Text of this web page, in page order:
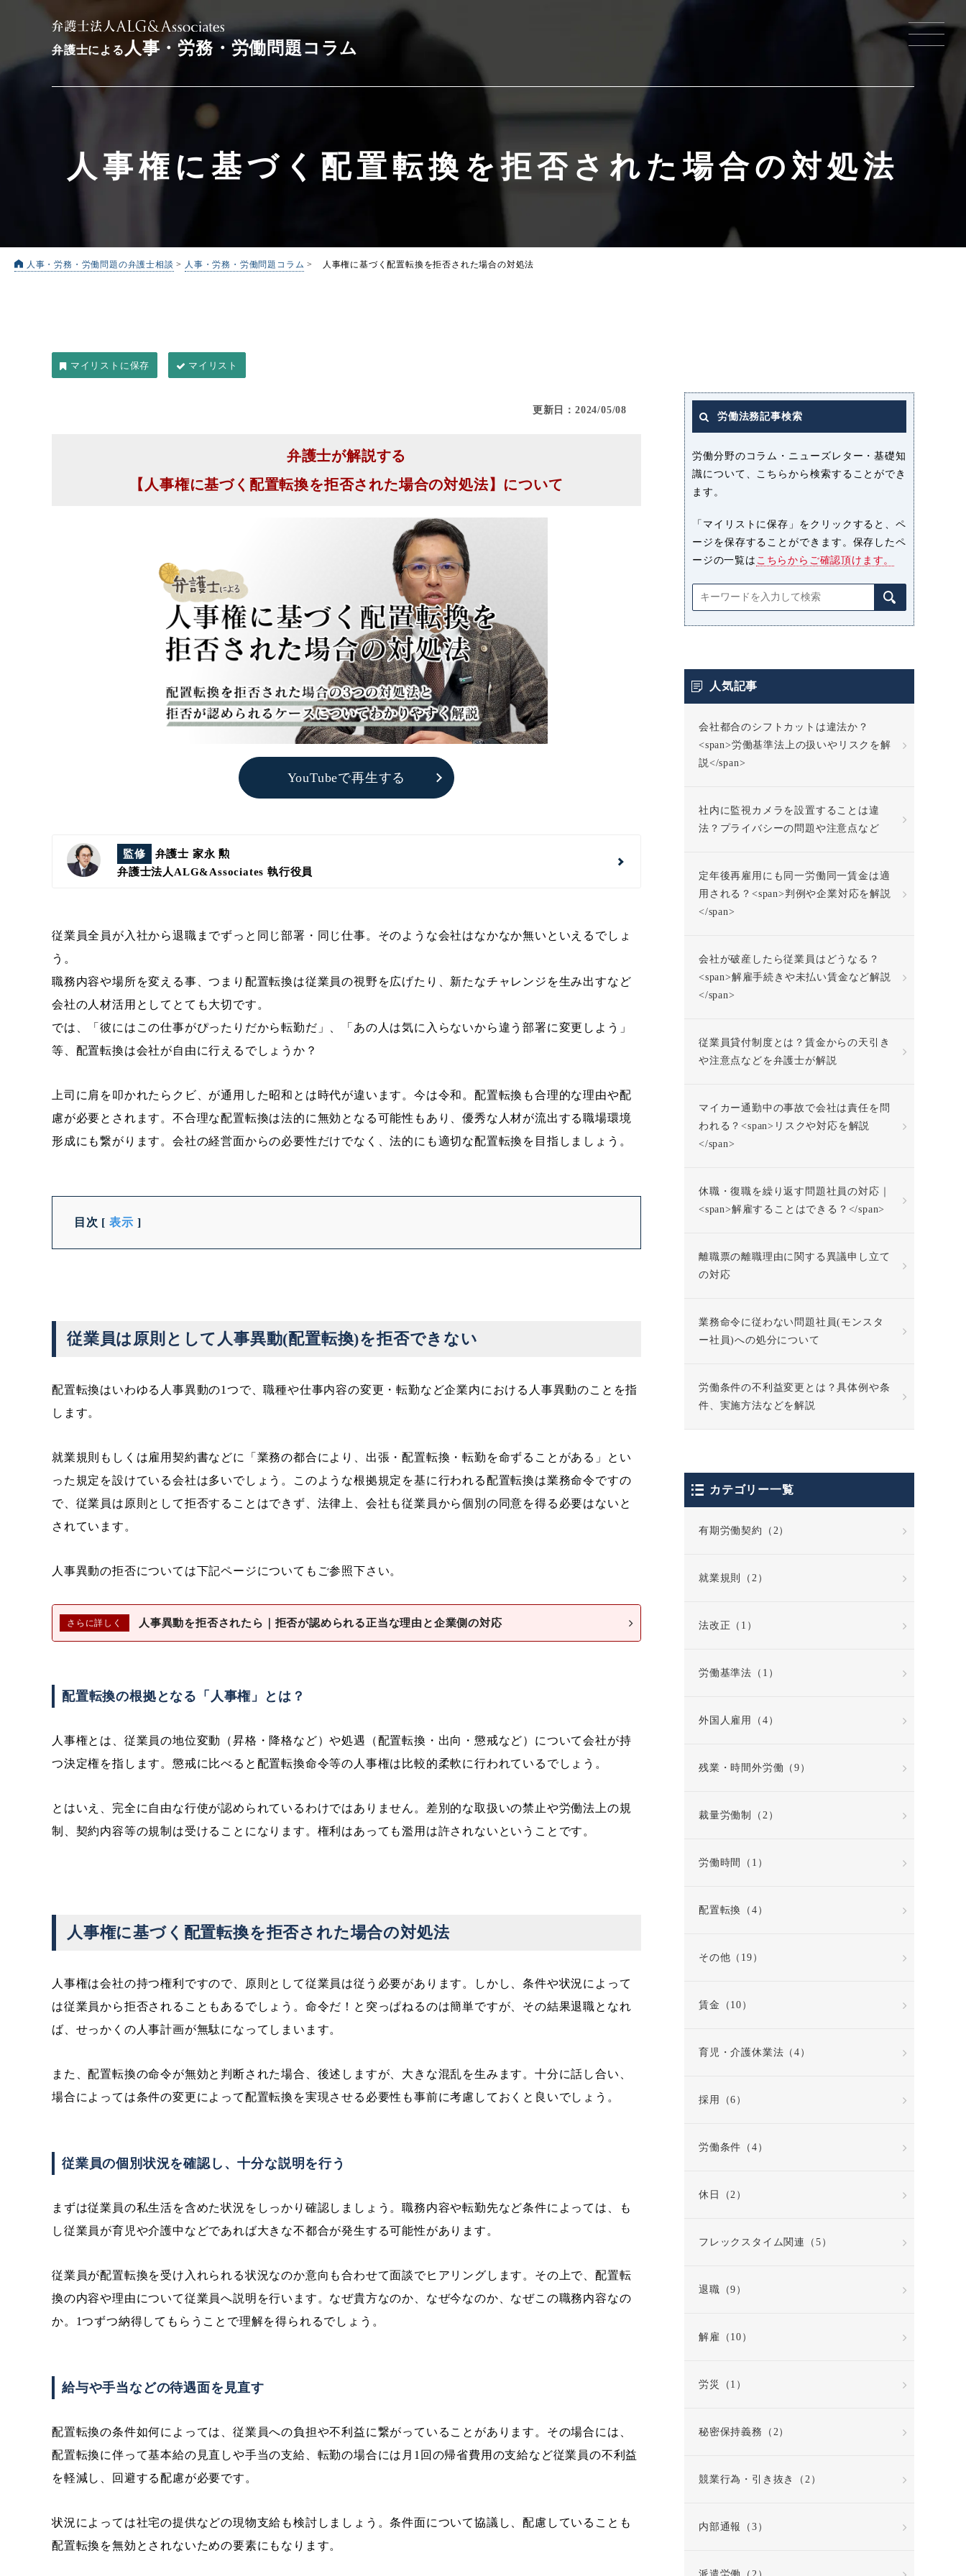
弁護士による 人事・労務・労働問題コラム
人事権に基づく配置転換を拒否された場合の対処法
人事・労務・労働問題の弁護士相談 > 人事・労務・労働問題コラム > 人事権に基づく配置転換を拒否された場合の対処法
マイリスト
更新日：2024/05/08
弁護士が解説する
【人事権に基づく配置転換を拒否された場合の対処法】について
YouTubeで再生する
監修
弁護士 家永 勲
弁護士法人ALG&Associates 執行役員
従業員全員が入社から退職までずっと同じ部署・同じ仕事。そのような会社はなかなか無いといえるでしょ
う。
職務内容や場所を変える事、つまり配置転換は従業員の視野を広げたり、新たなチャレンジを生み出すなど
会社の人材活用としてとても大切です。
では、「彼にはこの仕事がぴったりだから転勤だ」、「あの人は気に入らないから違う部署に変更しよう」
等、配置転換は会社が自由に行えるでしょうか？
上司に肩を叩かれたらクビ、が通用した昭和とは時代が違います。今は令和。配置転換も合理的な理由や配
慮が必要とされます。 不合理な配置転換は法的に無効となる可能性もあり、優秀な人材が流出する職場環境
形成にも繋がります。会社の経営面からの必要性だけでなく、法的にも適切な配置転換を目指しましょう。
目次 [ 表示 ]
従業員は原則として人事異動(配置転換)を拒否できない
配置転換はいわゆる人事異動の1つで、職種や仕事内容の変更・転勤など企業内における人事異動のことを指
します。
就業規則もしくは雇用契約書などに「業務の都合により、出張・配置転換・転勤を命ずることがある」とい
った規定を設けている会社は多いでしょう。このような根拠規定を基に行われる配置転換は業務命令ですの
で、従業員は原則として拒否することはできず、法律上、会社も従業員から個別の同意を得る必要はないと
されています。
人事異動の拒否については下記ページについてもご参照下さい。
人事異動を拒否されたら｜拒否が認められる正当な理由と企業側の対応
配置転換の根拠となる「人事権」とは？
人事権とは、従業員の地位変動（昇格・降格など）や処遇（配置転換・出向・懲戒など）について会社が持
つ決定権を指します。懲戒に比べると配置転換命令等の人事権は比較的柔軟に行われているでしょう。
とはいえ、完全に自由な行使が認められているわけではありません。差別的な取扱いの禁止や労働法上の規
制、契約内容等の規制は受けることになります。権利はあっても濫用は許されないということです。
人事権に基づく配置転換を拒否された場合の対処法
人事権は会社の持つ権利ですので、原則として従業員は従う必要があります。しかし、条件や状況によって
は従業員から拒否されることもあるでしょう。命令だ！と突っぱねるのは簡単ですが、その結果退職となれ
ば、せっかくの人事計画が無駄になってしまいます。
また、配置転換の命令が無効と判断された場合、後述しますが、大きな混乱を生みます。十分に話し合い、
場合によっては条件の変更によって配置転換を実現させる必要性も事前に考慮しておくと良いでしょう。
従業員の個別状況を確認し、十分な説明を行う
まずは従業員の私生活を含めた状況をしっかり確認しましょう。職務内容や転勤先など条件によっては、も
し従業員が育児や介護中などであれば大きな不都合が発生する可能性があります。
従業員が配置転換を受け入れられる状況なのか意向も合わせて面談でヒアリングします。その上で、配置転
換の内容や理由について従業員へ説明を行います。なぜ貴方なのか、なぜ今なのか、なぜこの職務内容なの
か。1つずつ納得してもらうことで理解を得られるでしょう。
給与や手当などの待遇面を見直す
配置転換の条件如何によっては、従業員への負担や不利益に繋がっていることがあります。その場合には、
配置転換に伴って基本給の見直しや手当の支給、転勤の場合には月1回の帰省費用の支給など従業員の不利益
を軽減し、回避する配慮が必要です。
状況によっては社宅の提供などの現物支給も検討しましょう。条件面について協議し、配慮していることも
配置転換を無効とされないための要素にもなります。
労働法務記事検索
労働分野のコラム・ニューズレター・基礎知
識について、こちらから検索することができ
ます。
「マイリストに保存」をクリックすると、ペ
ージを保存することができます。保存したペ
ージの一覧は こちらからご確認頂けます。
人気記事
会社都合のシフトカットは違法か？
<span>労働基準法上の扱いやリスクを解
説</span>
社内に監視カメラを設置することは違
法？プライバシーの問題や注意点など
定年後再雇用にも同一労働同一賃金は適
用される？<span>判例や企業対応を解説
</span>
会社が破産したら従業員はどうなる？
<span>解雇手続きや未払い賃金など解説
</span>
従業員貸付制度とは？賃金からの天引き
や注意点などを弁護士が解説
マイカー通勤中の事故で会社は責任を問
われる？<span>リスクや対応を解説
</span>
休職・復職を繰り返す問題社員の対応｜
<span>解雇することはできる？</span>
離職票の離職理由に関する異議申し立て
の対応
業務命令に従わない問題社員(モンスタ
ー社員)への処分について
労働条件の不利益変更とは？具体例や条
件、実施方法などを解説
カテゴリー一覧
有期労働契約（2）
就業規則（2）
法改正（1）
労働基準法（1）
外国人雇用（4）
残業・時間外労働（9）
裁量労働制（2）
労働時間（1）
配置転換（4）
その他（19）
賃金（10）
育児・介護休業法（4）
採用（6）
労働条件（4）
休日（2）
フレックスタイム関連（5）
退職（9）
解雇（10）
労災（1）
秘密保持義務（2）
競業行為・引き抜き（2）
内部通報（3）